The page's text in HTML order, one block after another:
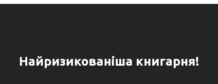
Найризикованіша книгарня!